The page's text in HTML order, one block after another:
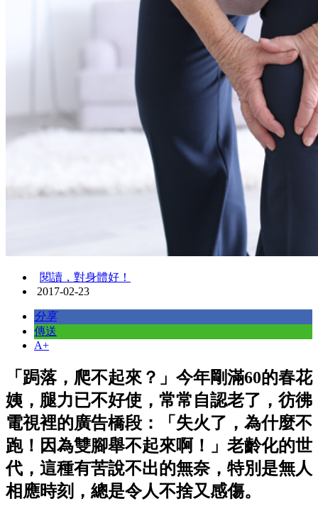
閱讀，對身體好！
2017-02-23
分享
傳送
A+
「跼落，爬不起來？」今年剛滿60的春花
姨，腿力已不好使，常常自認老了，彷彿
電視裡的廣告橋段：「失火了，為什麼不
跑！因為雙腳舉不起來啊！」老齡化的世
代，這種有苦說不出的無奈，特別是無人
相應時刻，總是令人不捨又感傷。